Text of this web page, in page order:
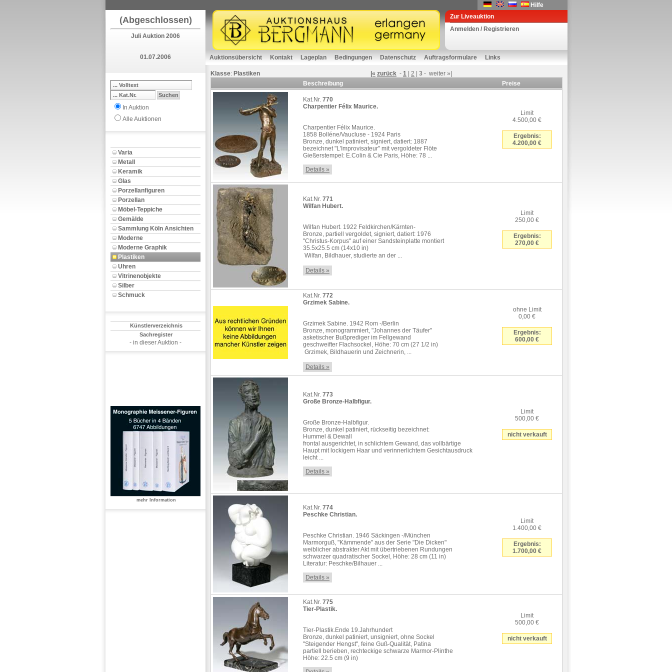
Hilfe
(Abgeschlossen)
Juli Auktion 2006
01.07.2006
In Auktion
Alle Auktionen
Varia
Metall
Keramik
Glas
Porzellanfiguren
Porzellan
Möbel-Teppiche
Gemälde
Sammlung Köln Ansichten
Moderne
Moderne Graphik
Plastiken
Uhren
Vitrinenobjekte
Silber
Schmuck
Künstlerverzeichnis
Sachregister
- in dieser Auktion -
mehr Information
Zur Liveauktion
Anmelden / Registrieren
Auktionsübersicht Kontakt Lageplan Bedingungen Datenschutz Auftragsformulare Links
Klasse: Plastiken |« zurück - 1 2 3 - weiter »|
Beschreibung
Preise
Kat.Nr. 770
Charpentier Félix Maurice.
Charpentier Félix Maurice.
1858 Bolléne/Vaucluse - 1924 Paris
Bronze, dunkel patiniert, signiert, datiert: 1887
bezeichnet "L'Improvisateur" mit vergoldeter Flöte
Gießerstempel: E.Colin & Cie Paris, Höhe: 78 ...
Details »
Limit
4.500,00 €
Ergebnis:
4.200,00 €
Kat.Nr. 771
Wilfan Hubert.
Wilfan Hubert. 1922 Feldkirchen/Kärnten-
Bronze, partiell vergoldet, signiert, datiert: 1976
"Christus-Korpus" auf einer Sandsteinplatte montiert
35.5x25.5 cm (14x10 in)
Wilfan, Bildhauer, studierte an der ...
Details »
Limit
250,00 €
Ergebnis:
270,00 €
Kat.Nr. 772
Grzimek Sabine.
Grzimek Sabine. 1942 Rom -/Berlin
Bronze, monogrammiert, "Johannes der Täufer"
asketischer Bußprediger im Fellgewand
geschweifter Flachsockel, Höhe: 70 cm (27 1/2 in)
Grzimek, Bildhauerin und Zeichnerin, ...
Details »
ohne Limit
0,00 €
Ergebnis:
600,00 €
Kat.Nr. 773
Große Bronze-Halbfigur.
Große Bronze-Halbfigur.
Bronze, dunkel patiniert, rückseitig bezeichnet:
Hummel & Dewall
frontal ausgerichtet, in schlichtem Gewand, das vollbärtige
Haupt mit lockigem Haar und verinnerlichtem Gesichtausdruck
leicht ...
Details »
Limit
500,00 €
nicht verkauft
Kat.Nr. 774
Peschke Christian.
Peschke Christian. 1946 Säckingen -/München
Marmorguß, "Kämmende" aus der Serie "Die Dicken"
weiblicher abstrakter Akt mit übertriebenen Rundungen
schwarzer quadratischer Sockel, Höhe: 28 cm (11 in)
Literatur: Peschke/Bilhauer ...
Details »
Limit
1.400,00 €
Ergebnis:
1.700,00 €
Kat.Nr. 775
Tier-Plastik.
Tier-Plastik.Ende 19.Jahrhundert
Bronze, dunkel patiniert, unsigniert, ohne Sockel
"Steigender Hengst", feine Guß-Qualität, Patina
partiell berieben, rechteckige schwarze Marmor-Plinthe
Höhe: 22.5 cm (9 in)
Limit
500,00 €
nicht verkauft